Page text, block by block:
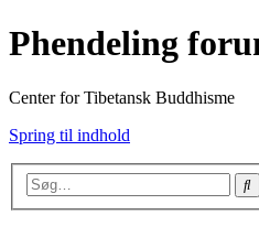
Phendeling
Center for Tibetansk Buddhisme
Spring til indhold